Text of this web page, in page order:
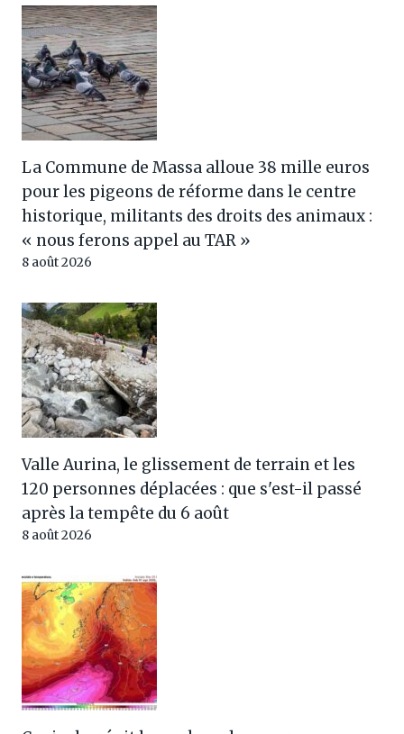
La Commune de Massa alloue 38 mille euros
pour les pigeons de réforme dans le centre
historique, militants des droits des animaux :
« nous ferons appel au TAR »
8 août 2026
Valle Aurina, le glissement de terrain et les
120 personnes déplacées : que s'est-il passé
après la tempête du 6 août
8 août 2026